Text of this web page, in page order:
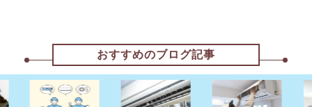
おすすめのブログ記事